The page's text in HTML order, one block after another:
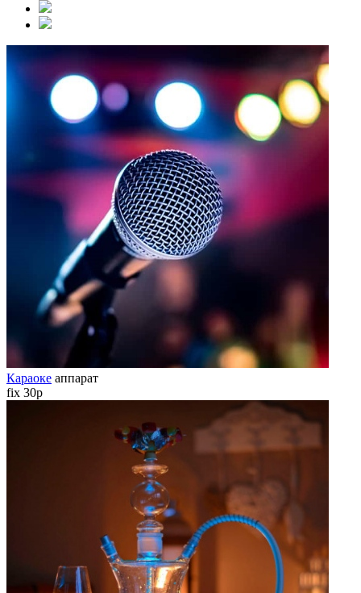
Караоке аппарат
fix 30р